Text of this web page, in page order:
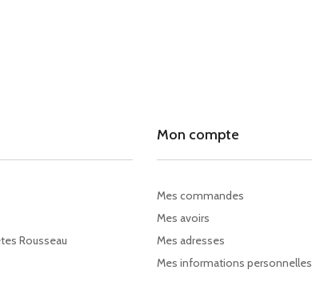
Rousseau
Mon compte
Mes commandes
Mes avoirs
Mes adresses
Mes informations personnelles